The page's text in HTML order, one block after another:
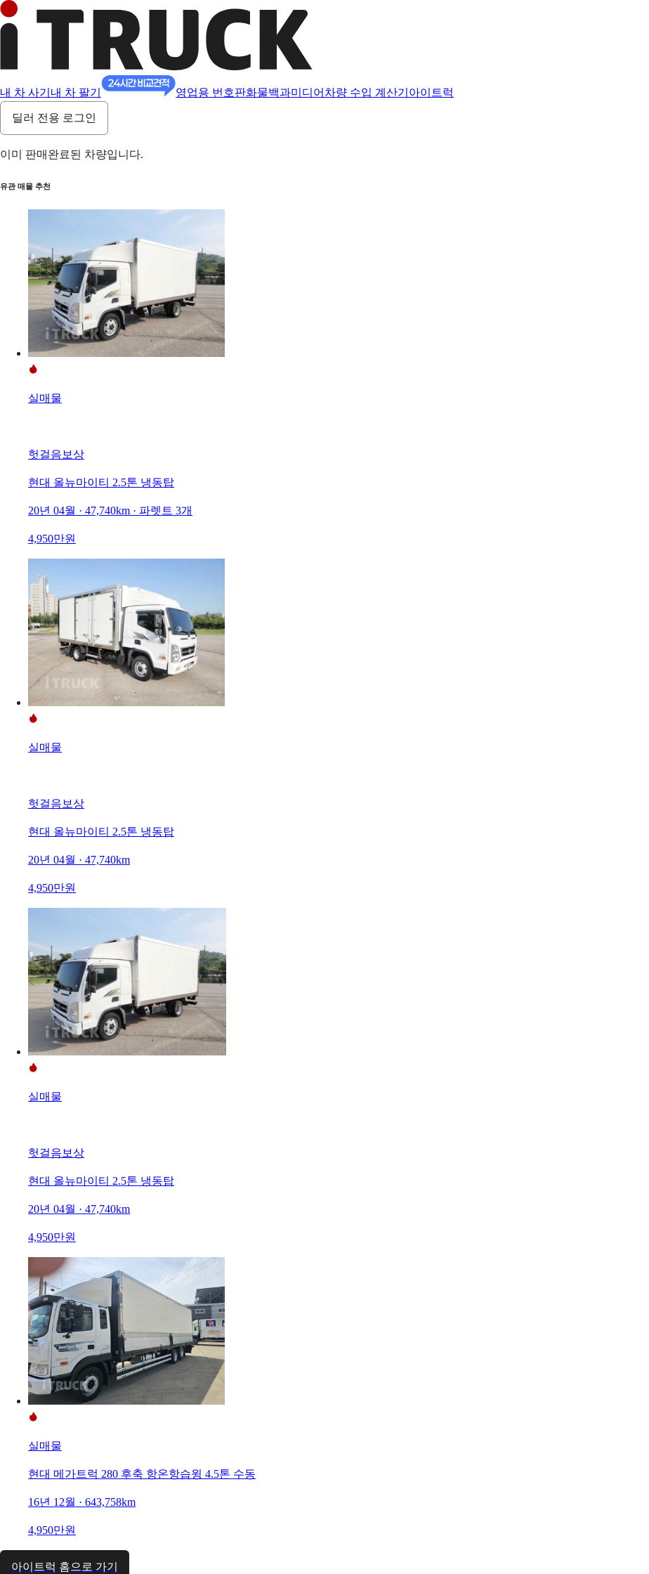
내 차 사기 내 차 팔기 영업용 번호판화물백과미디어 차량 수입 계산기 아이트럭
딜러 전용 로그인
이미 판매완료된 차량입니다.
유관 매물 추천
실매물
헛걸음보상
현대 올뉴마이티 2.5톤 냉동탑
20년 04월 · 47,740km · 파렛트 3개
4,950만원
실매물
헛걸음보상
현대 올뉴마이티 2.5톤 냉동탑
20년 04월 · 47,740km
4,950만원
실매물
헛걸음보상
현대 올뉴마이티 2.5톤 냉동탑
20년 04월 · 47,740km
4,950만원
실매물
현대 메가트럭 280 후축 항온항습윙 4.5톤 수동
16년 12월 · 643,758km
4,950만원
아이트럭 홈으로 가기